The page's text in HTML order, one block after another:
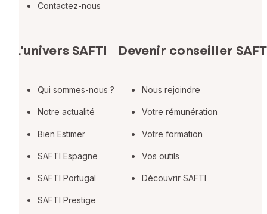
Contactez-nous
L'univers SAFTI
Qui sommes-nous ?
Notre actualité
Bien Estimer
SAFTI Espagne
SAFTI Portugal
SAFTI Prestige
Devenir conseiller
Nous rejoindre
Votre rémunération
Votre formation
Vos outils
Découvrir SAFTI